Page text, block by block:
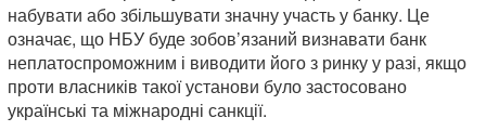
набувати або збільшувати значну участь у банку. Це
означає, що НБУ буде зобов’язаний визнавати банк
неплатоспроможним і виводити його з ринку у разі, якщо
проти власників такої установи було застосовано
українські та міжнародні санкції.